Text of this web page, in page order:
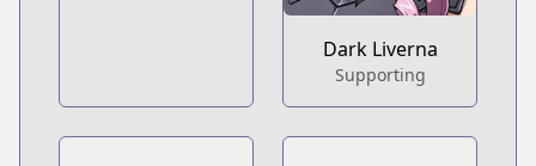
Dark Liverna
Supporting